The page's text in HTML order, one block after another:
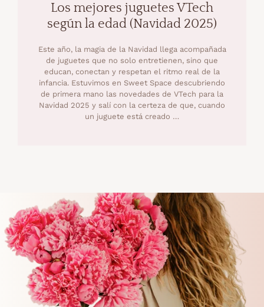
Los mejores juguetes VTech
según la edad (Navidad 2025)
Este año, la magia de la Navidad llega acompañada
de juguetes que no solo entretienen, sino que
educan, conectan y respetan el ritmo real de la
infancia. Estuvimos en Sweet Space descubriendo
de primera mano las novedades de VTech para la
Navidad 2025 y salí con la certeza de que, cuando
un juguete está creado …